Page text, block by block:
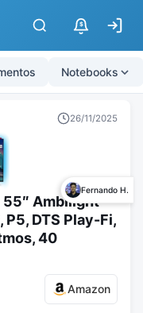
$
Notebooks
26/11/2025
Fernando H.
55″ Ambilight
DTS Play-Fi,
40
Amazon